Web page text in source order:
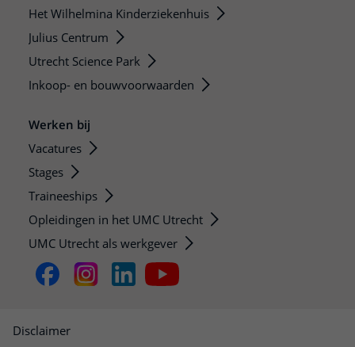
Het Wilhelmina Kinderziekenhuis
Julius Centrum
Utrecht Science Park
Inkoop- en bouwvoorwaarden
Werken bij
Vacatures
Stages
Traineeships
Opleidingen in het UMC Utrecht
UMC Utrecht als werkgever
Disclaimer